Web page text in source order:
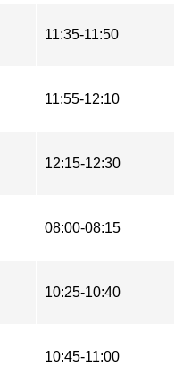
11:35-11:50
11:55-12:10
12:15-12:30
08:00-08:15
10:25-10:40
10:45-11:00